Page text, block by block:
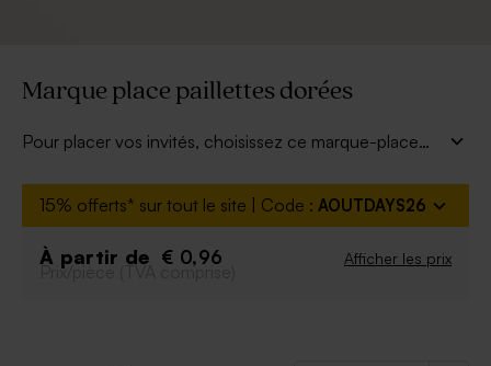
Marque place paillettes dorées
Pour placer vos invités, choisissez ce marque-place
mariera parfaitement à votre décoration de table. Les
marque-place sont envoyés vierges, à vous de les
prénom de chaque invité.
15% offerts* sur tout le site | Code : AOUTDAYS26
À partir de € 0,96 Afficher les prix
Prix/pièce (TVA comprise)